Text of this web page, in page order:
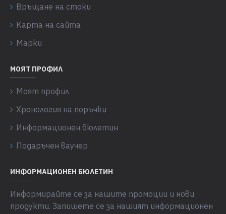
Връщане на стоки
Карта на сайта
Марки
МОЯТ ПРОФИЛ
Моят профил
Хронология на поръчки
Информационен бюлетин
Подаръчен ваучер
ИНФОРМАЦИОНЕН БЮЛЕТИН
Информирайте се за нашите промоции и нови
продукти. Запишете се за нашият информационен